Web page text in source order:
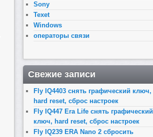
Sony
Texet
Windows
операторы связи
Свежие записи
Fly IQ4403 снять графический ключ,
hard reset, сброс настроек
Fly IQ447 Era Life снять графический
ключ, hard reset, сброс настроек
Fly IQ239 ERA Nano 2 сбросить